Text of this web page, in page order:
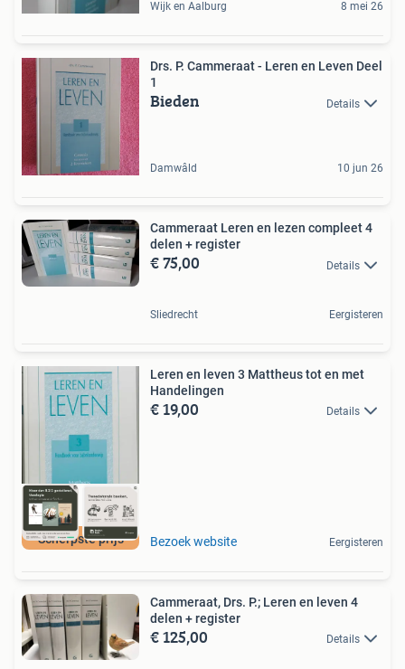
Wijk en Aalburg 8 mei 26
Drs. P. Cammeraat - Leren en Leven Deel
1
Bieden Details
Damwâld 10 jun 26
Cammeraat Leren en lezen compleet 4
delen + register
€ 75,00 Details
Sliedrecht Eergisteren
Scherpste prijs
Leren en leven 3 Mattheus tot en met
Handelingen
€ 19,00 Details
Bezoek website Eergisteren
Cammeraat, Drs. P.; Leren en leven 4
delen + register
€ 125,00 Details